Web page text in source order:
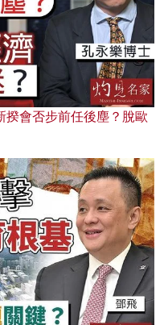
揆會否步前任後塵？脫歐